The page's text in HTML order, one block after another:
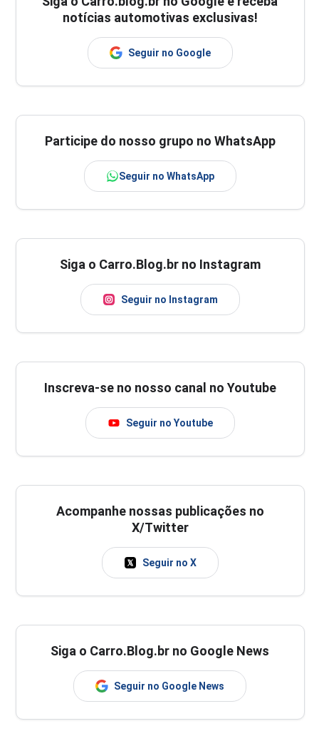
notícias automotivas exclusivas!
Seguir no Google
Participe do nosso grupo no WhatsApp
Seguir no WhatsApp
Siga o Carro.Blog.br no Instagram
Seguir no Instagram
Inscreva-se no nosso canal no Youtube
Seguir no Youtube
Acompanhe nossas publicações no
X/Twitter
Seguir no X
Siga o Carro.Blog.br no Google News
Seguir no Google News